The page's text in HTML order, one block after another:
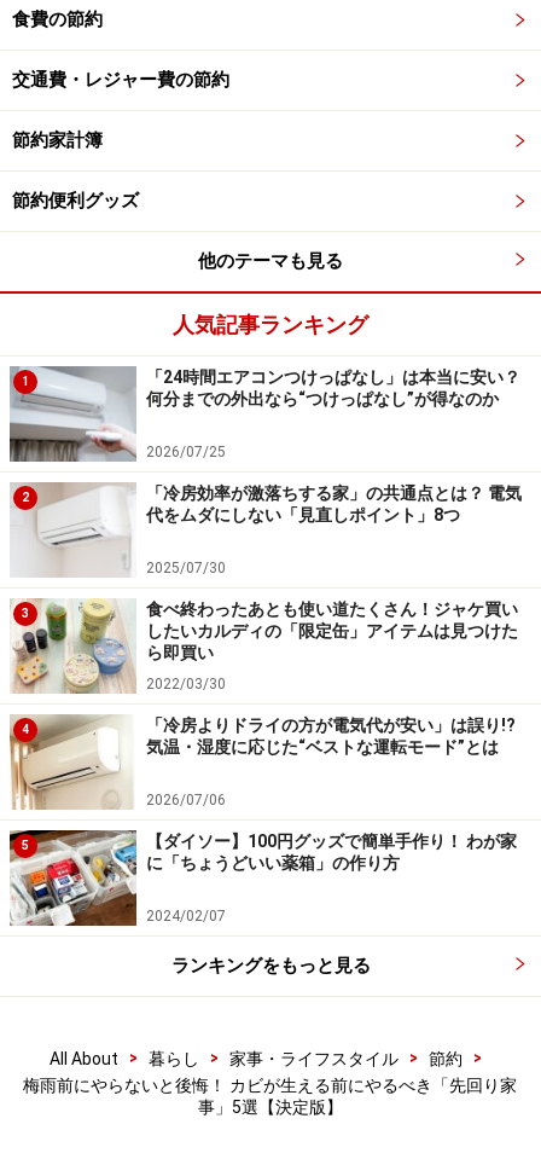
湿気やすい住居の場合は、新聞紙を敷いたり除湿剤を入
れたりして積極的に除湿をするようにしましょう。
3.【浴室】「見えない胞子」をくん煙剤で
退治
浴室はカビ対策の主戦場です。しかし、目に見えるカビ
だけを落としても、天井や壁に潜んでいる「目に見えな
い胞子」が再び降り注ぎ、すぐにまたカビが生えてしま
います。
現時点で黒ずんでいる箇所があるなら、今のうちに塩素
系のカビ取り剤でリセットしましょう。カビ取り剤を塗
布したあと、ラップでパックをすると浸透力が高まり効
果的です。
掃除が終わった清潔な状態で、市販の「防カビくん煙
剤」を使用しましょう。煙が浴室の隅々、特に手が届か
ない天井裏まで行き渡り、カビの発生を長期間抑えてく
れます。
排水口にたまった髪の毛やヌメりもカビの温床です。梅
雨入り前にパイプクリーナーなどで内部までスッキリさ
せておきましょう。
4.【トイレ】便器の内側の「死角」を狙う
意外と盲点なのがトイレです。トイレは水がたまってい
るだけでなく、狭い空間で湿気がこもりやすいため、気
付かないうちにカビが侵入しています。
見落としがちなのが、「フチ裏」と「排水周り」です。
多くのご家庭で、一見きれいに見える便器でも、鏡でフ
チの裏側を確認すると、黒いカビがびっしり付着してい
食費の節約
交通費・レジャー費の節約
節約家計簿
節約便利グッズ
他のテーマも見る
人気記事ランキング
1
「24時間エアコンつけっぱなし」は本当に安い？
何分までの外出なら“つけっぱなし”が得なのか
2026/07/25
2
「冷房効率が激落ちする家」の共通点とは？ 電気
代をムダにしない「見直しポイント」8つ
2025/07/30
3
食べ終わったあとも使い道たくさん！ジャケ買い
したいカルディの「限定缶」アイテムは見つけた
ら即買い
2022/03/30
4
「冷房よりドライの方が電気代が安い」は誤り!?
気温・湿度に応じた“ベストな運転モード”とは
2026/07/06
5
【ダイソー】100円グッズで簡単手作り！ わが家
に「ちょうどいい薬箱」の作り方
2024/02/07
ランキングをもっと見る
All About > 暮らし > 家事・ライフスタイル > 節約
>
梅雨前にやらないと後悔！ カビが生える前にやるべき「先回り家
事」5選【決定版】